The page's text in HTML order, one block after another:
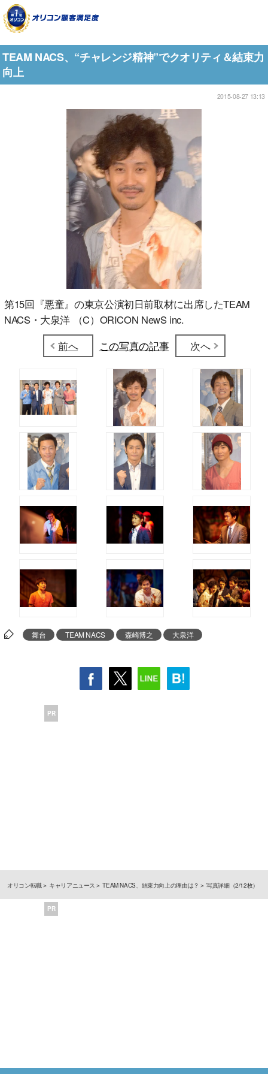
TEAM NACS、“チャレンジ精神”でクオリティ＆結束力
向上
2015-08-27 13:13
第15回『悪童』の東京公演初日前取材に出席したTEAM
NACS・大泉洋 （C）ORICON NewS inc.
前へ
この写真の記事 次へ
舞台 TEAM NACS 森崎博之 大泉洋
PR
オリコン転職 キャリアニュース TEAM NACS、結束力向上の理由は？ 写真詳細（2/12枚）
PR